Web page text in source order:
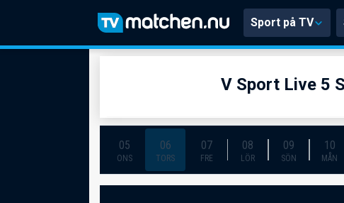
Sport på TV
V Sport Live 5
05
ONS
06
TORS
07
FRE
08
LÖR
09
SÖN
10
MÅN